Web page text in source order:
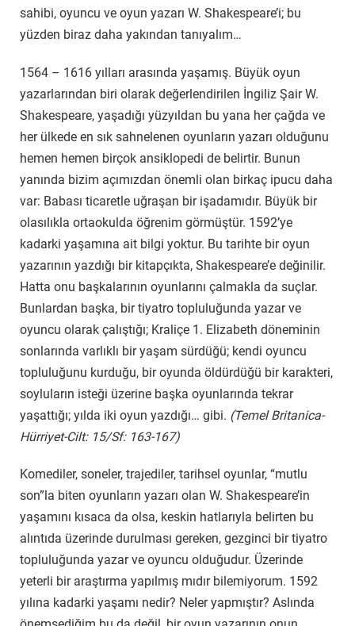
sahibi, oyuncu ve oyun yazarı W. Shakespeare’i; bu
yüzden biraz daha yakından tanıyalım…
1564 – 1616 yılları arasında yaşamış. Büyük oyun
yazarlarından biri olarak değerlendirilen İngiliz Şair W.
Shakespeare, yaşadığı yüzyıldan bu yana her çağda ve
her ülkede en sık sahnelenen oyunların yazarı olduğunu
hemen hemen birçok ansiklopedi de belirtir. Bunun
yanında bizim açımızdan önemli olan birkaç ipucu daha
var: Babası ticaretle uğraşan bir işadamıdır. Büyük bir
olasılıkla ortaokulda öğrenim görmüştür. 1592’ye
kadarki yaşamına ait bilgi yoktur. Bu tarihte bir oyun
yazarının yazdığı bir kitapçıkta, Shakespeare’e değinilir.
Hatta onu başkalarının oyunlarını çalmakla da suçlar.
Bunlardan başka, bir tiyatro topluluğunda yazar ve
oyuncu olarak çalıştığı; Kraliçe 1. Elizabeth döneminin
sonlarında varlıklı bir yaşam sürdüğü; kendi oyuncu
topluluğunu kurduğu, bir oyunda öldürdüğü bir karakteri,
soyluların isteği üzerine başka oyunlarında tekrar
yaşattığı; yılda iki oyun yazdığı… gibi. (Temel Britanica-
Hürriyet-Cilt: 15/Sf: 163-167)
Komediler, soneler, trajediler, tarihsel oyunlar, “mutlu
son”la biten oyunların yazarı olan W. Shakespeare’in
yaşamını kısaca da olsa, keskin hatlarıyla belirten bu
alıntıda üzerinde durulması gereken, gezginci bir tiyatro
topluluğunda yazar ve oyuncu olduğudur. Üzerinde
yeterli bir araştırma yapılmış mıdır bilemiyorum. 1592
yılına kadarki yaşamı nedir? Neler yapmıştır? Aslında